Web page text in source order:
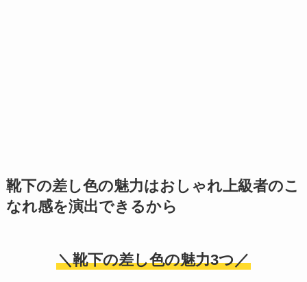
靴下の差し色の魅力はおしゃれ上級者のこ
なれ感を演出できるから
＼靴下の差し色の魅力3つ／